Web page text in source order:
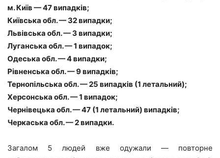
м. Київ — 47 випадків;
Київська обл. — 32 випадки;
Львівська обл. — 3 випадки;
Луганська обл. — 1 випадок;
Одеська обл. — 4 випадки;
Рівненська обл. — 9 випадків;
Тернопільська обл. — 25 випадків (1 летальний);
Херсонська обл. — 1 випадок;
Чернівецька обл. — 47 (1 летальний) випадків;
Черкаська обл. — 2 випадки.
Загалом 5 людей вже одужали — повторне